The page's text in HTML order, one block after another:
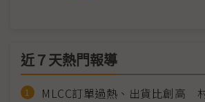
近７天熱門報導
MLCC訂單過熱、出貨比創高